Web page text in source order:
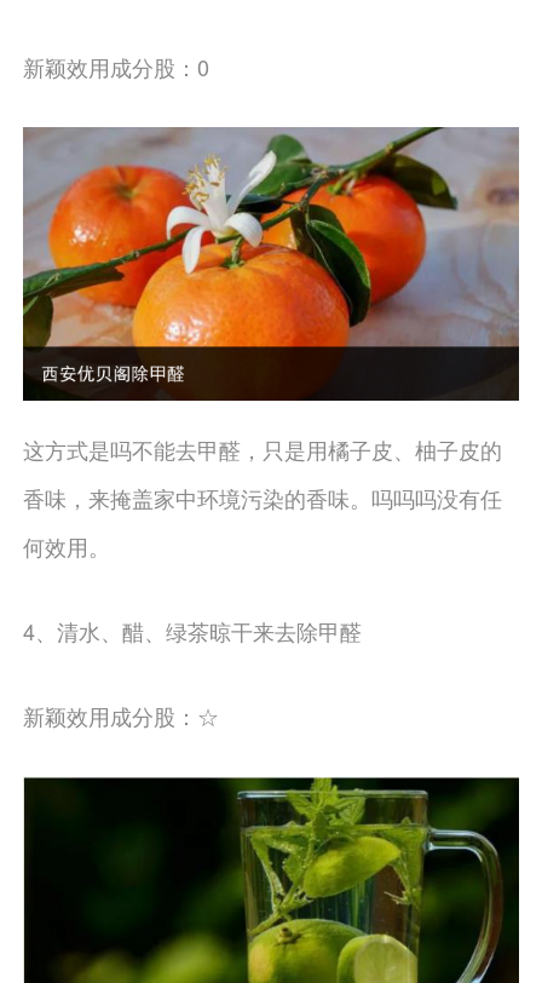
新颖效用成分股：0
这方式是吗不能去甲醛，只是用橘子皮、柚子皮的
香味，来掩盖家中环境污染的香味。吗吗吗没有任
何效用。
4、清水、醋、绿茶晾干来去除甲醛
新颖效用成分股：☆